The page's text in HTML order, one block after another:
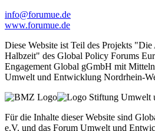
info@forumue.de
www.forumue.de
Diese Website ist Teil des Projekts
Halbzeit" des Global Policy Forums
Engagement Global gGmbH mit
Umwelt und Entwicklung Nordrhein-
Für die Inhalte dieser Website sind
e.V. und das Forum Umwelt und